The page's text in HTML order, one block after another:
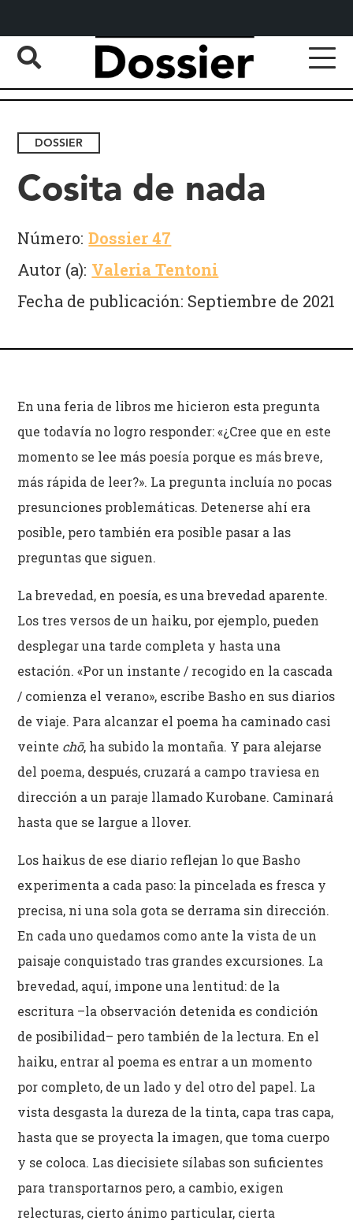
DOSSIER
Cosita de nada
Número: Dossier 47
Autor (a): Valeria Tentoni
Fecha de publicación: Septiembre de 2021
En una feria de libros me hicieron esta pregunta
que todavía no logro responder: «¿Cree que en este
momento se lee más poesía porque es más breve,
más rápida de leer?». La pregunta incluía no pocas
presunciones problemáticas. Detenerse ahí era
posible, pero también era posible pasar a las
preguntas que siguen.
La brevedad, en poesía, es una brevedad aparente.
Los tres versos de un haiku, por ejemplo, pueden
desplegar una tarde completa y hasta una
estación. «Por un instante / recogido en la cascada
/ comienza el verano», escribe Basho en sus diarios
de viaje. Para alcanzar el poema ha caminado casi
veinte chō, ha subido la montaña. Y para alejarse
del poema, después, cruzará a campo traviesa en
dirección a un paraje llamado Kurobane. Caminará
hasta que se largue a llover.
Los haikus de ese diario reflejan lo que Basho
experimenta a cada paso: la pincelada es fresca y
precisa, ni una sola gota se derrama sin dirección.
En cada uno quedamos como ante la vista de un
paisaje conquistado tras grandes excursiones. La
brevedad, aquí, impone una lentitud: de la
escritura –la observación detenida es condición
de posibilidad– pero también de la lectura. En el
haiku, entrar al poema es entrar a un momento
por completo, de un lado y del otro del papel. La
vista desgasta la dureza de la tinta, capa tras capa,
hasta que se proyecta la imagen, que toma cuerpo
y se coloca. Las diecisiete sílabas son suficientes
para transportarnos pero, a cambio, exigen
relecturas, cierto ánimo particular, cierta